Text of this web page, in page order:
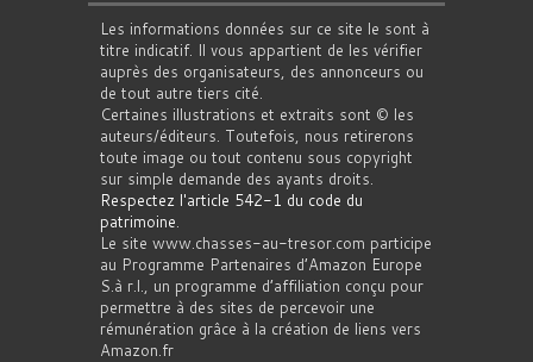
Les informations données sur ce site le sont à
titre indicatif. Il vous appartient de les vérifier
auprès des organisateurs, des annonceurs ou
de tout autre tiers cité.
Certaines illustrations et extraits sont © les
auteurs/éditeurs. Toutefois, nous retirerons
toute image ou tout contenu sous copyright
sur simple demande des ayants droits.
Respectez l'article 542-1 du code du
patrimoine.
Le site www.chasses-au-tresor.com participe
au Programme Partenaires d’Amazon Europe
S.à r.l., un programme d’affiliation conçu pour
permettre à des sites de percevoir une
rémunération grâce à la création de liens vers
Amazon.fr